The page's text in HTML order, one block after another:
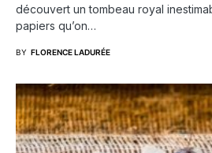
découvert un tombeau royal
papiers qu’on…
BY FLORENCE LADURÉE